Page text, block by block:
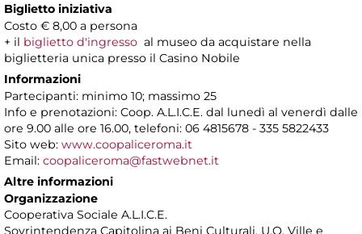
Biglietto iniziativa
Costo € 8,00 a persona
+ il biglietto d'ingresso al museo da acquistare nella
biglietteria unica presso il Casino Nobile
Informazioni
Partecipanti: minimo 10; massimo 25
Info e prenotazioni: Coop. A.L.I.C.E. dal lunedì al venerdì dalle
ore 9.00 alle ore 16.00, telefoni: 06 4815678 - 335 5822433
Sito web: www.coopaliceroma.it
Email: coopaliceroma@fastwebnet.it
Altre informazioni
Organizzazione
Cooperativa Sociale A.L.I.C.E.
Sovrintendenza Capitolina ai Beni Culturali, U.O. Ville e